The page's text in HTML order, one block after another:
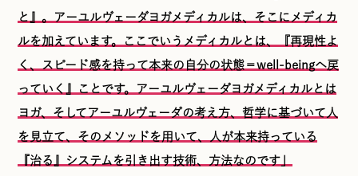
と』。アーユルヴェーダヨガメディカルは、そこにメディカ
ルを加えています。ここでいうメディカルとは、『再現性よ
く、スピード感を持って本来の自分の状態＝well-beingへ戻
っていく』ことです。アーユルヴェーダヨガメディカルとは
ヨガ、そしてアーユルヴェーダの考え方、哲学に基づいて人
を見立て、そのメソッドを用いて、人が本来持っている
『治る』システムを引き出す技術、方法なのです」